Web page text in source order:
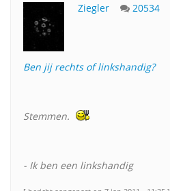
Ziegler 20534
Ben jij rechts of linkshandig?
Stemmen.
- Ik ben een linkshandig